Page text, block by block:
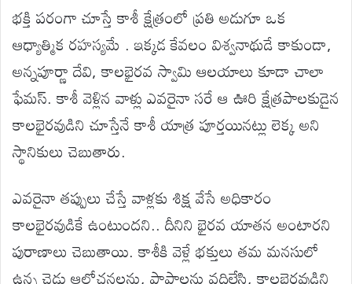
భక్తి పరంగా చూస్తే కాశీ క్షేత్రంలో ప్రతి అడుగూ ఒక
ఆధ్యాత్మిక రహస్యమే . ఇక్కడ కేవలం విశ్వనాథుడే కాకుండా,
అన్నపూర్ణా దేవి, కాలభైరవ స్వామి ఆలయాలు కూడా చాలా
ఫేమస్. కాశీ వెళ్లిన వాళ్లు ఎవరైనా సరే ఆ ఊరి క్షేత్రపాలకుడైన
కాలభైరవుడిని చూస్తేనే కాశీ యాత్ర పూర్తయినట్లు లెక్క అని
స్థానికులు చెబుతారు.
ఎవరైనా తప్పులు చేస్తే వాళ్లకు శిక్ష వేసే అధికారం
కాలభైరవుడికే ఉంటుందని.. దీనిని భైరవ యాతన అంటారని
పురాణాలు చెబుతాయి. కాశీకి వెళ్లే భక్తులు తమ మనసులో
ఉన్న చెడు ఆలోచనలను, పాపాలను వదిలేసి, కాలభైరవుడిని